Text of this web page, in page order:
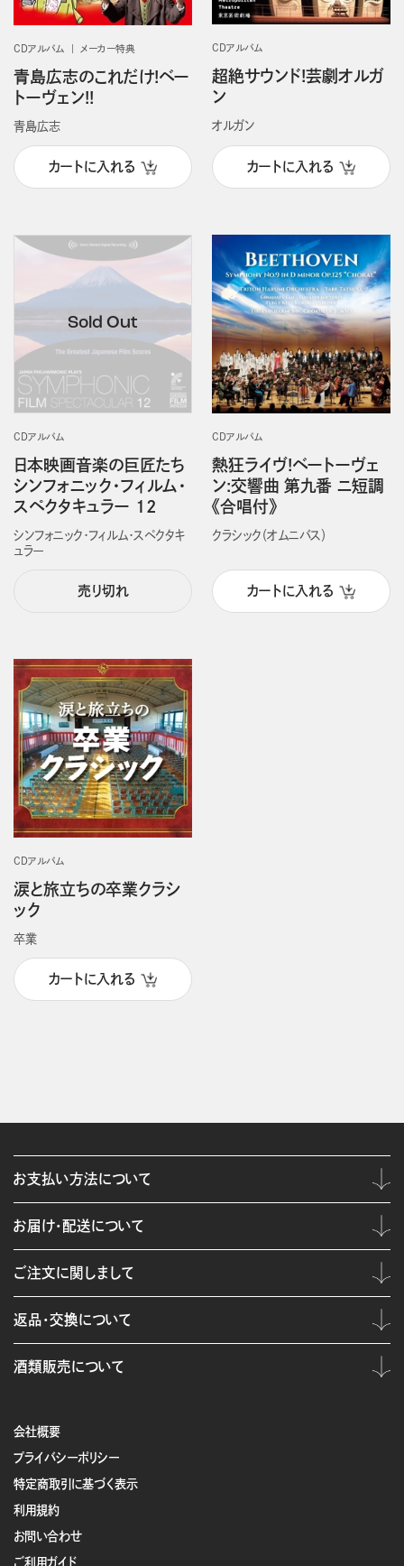
CDアルバム メーカー特典
青島広志のこれだけ!ベー
トーヴェン!!
青島広志
カートに入れる
CDアルバム
超絶サウンド!芸劇オルガ
ン
オルガン
カートに入れる
CDアルバム
日本映画音楽の巨匠たち
シンフォニック・フィルム・
スペクタキュラー 12
シンフォニック・フィルム・スペクタキ
ュラー
売り切れ
CDアルバム
熱狂ライヴ!ベートーヴェ
ン:交響曲 第九番 ニ短調
《合唱付》
クラシック（オムニバス）
カートに入れる
CDアルバム
涙と旅立ちの卒業クラシ
ック
卒業
カートに入れる
会社概要
プライバシーポリシー
特定商取引に基づく表示
利用規約
お問い合わせ
ご利用ガイド
お支払い方法について
お届け・配送について
ご注文に関しまして
返品・交換について
酒類販売について